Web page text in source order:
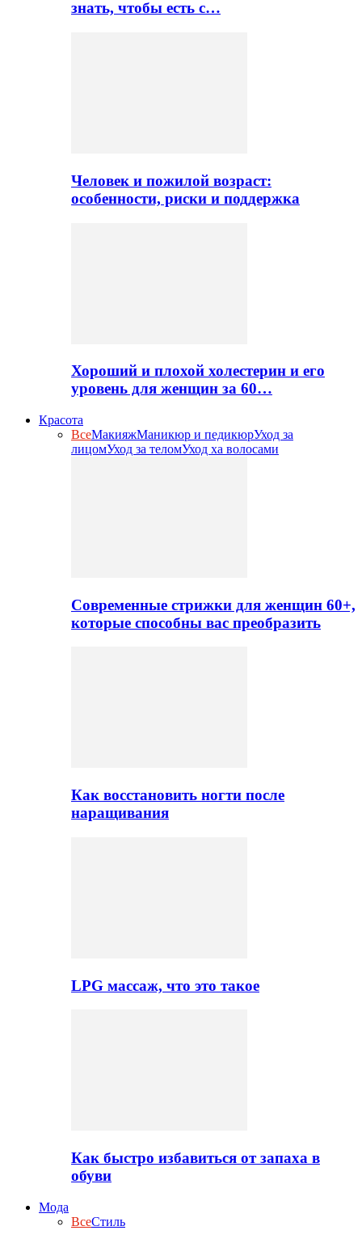
знать, чтобы есть с…
Человек и пожилой возраст:
особенности, риски и поддержка
Хороший и плохой холестерин и его
уровень для женщин за 60…
Красота
ВсеМакияжМаникюр и педикюрУход за
лицомУход за теломУход ха волосами
Современные стрижки для женщин 60+,
которые способны вас преобразить
Как восстановить ногти после
наращивания
LPG массаж, что это такое
Как быстро избавиться от запаха в
обуви
Мода
ВсеСтиль